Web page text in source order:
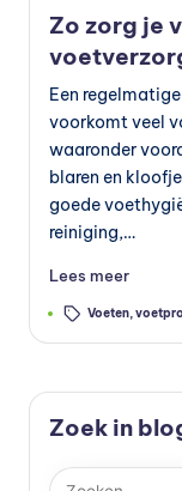
k
o
p
e
n
?
Zo zorg je
Een
voorkomt veel
waaronder
blaren en
goede
reiniging,…
Lees meer
Tags: Voeten,
Zoek in